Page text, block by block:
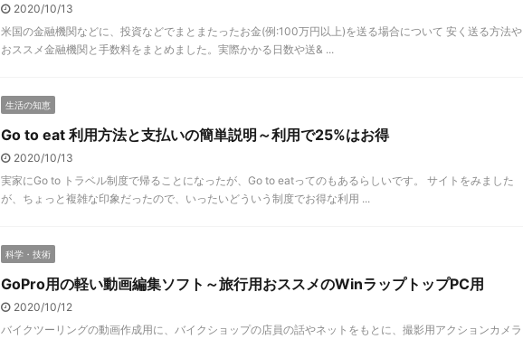
2020/10/13
米国の金融機関などに、投資などでまとまたったお金(例:100万円以上)を送る場合について 安く送る方法や
おススメ金融機関と手数料をまとめました。実際かかる日数や送& ...
生活の知恵
Go to eat 利用方法と支払いの簡単説明～利用で25%はお得
2020/10/13
実家にGo to トラベル制度で帰ることになったが、Go to eatってのもあるらしいです。 サイトをみました
が、ちょっと複雑な印象だったので、いったいどういう制度でお得な利用 ...
科学・技術
GoPro用の軽い動画編集ソフト～旅行用おススメのWinラップトップPC用
2020/10/12
バイクツーリングの動画作成用に、バイクショップの店員の話やネットをもとに、撮影用アクションカメラ